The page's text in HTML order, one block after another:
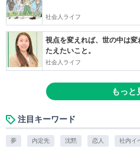
社会人ライフ
視点を変えれば、世の中は
たえたいこと。
社会人ライフ
もっと
注目キーワード
夢 内定先 沈黙 恋人 社内イ